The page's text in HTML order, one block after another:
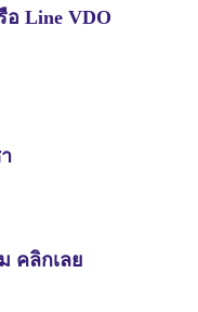
อ Line VDO
คลิกเลย